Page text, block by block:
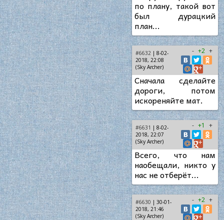
по плану, такой вот
был дурацкий
план...
#6632 | 8-02-
2018, 22:08
(Sky Archer)
- +2 +
Сначала сделайте
дороги, потом
искореняйте мат.
#6631 | 8-02-
2018, 22:07
(Sky Archer)
- +1 +
Всего, что нам
наобещали, никто у
нас не отберёт...
#6630 | 30-01-
2018, 21:46
(Sky Archer)
- +2 +